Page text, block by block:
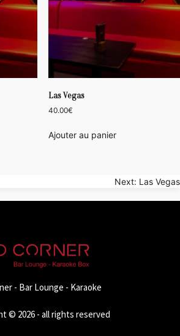
Las Vegas
40.00€
Ajouter au panier
Next: Las Vegas
- Bar Lounge - Karaoke
© 2026 - all rights reserved